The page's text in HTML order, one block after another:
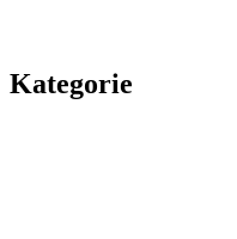
Kategorie